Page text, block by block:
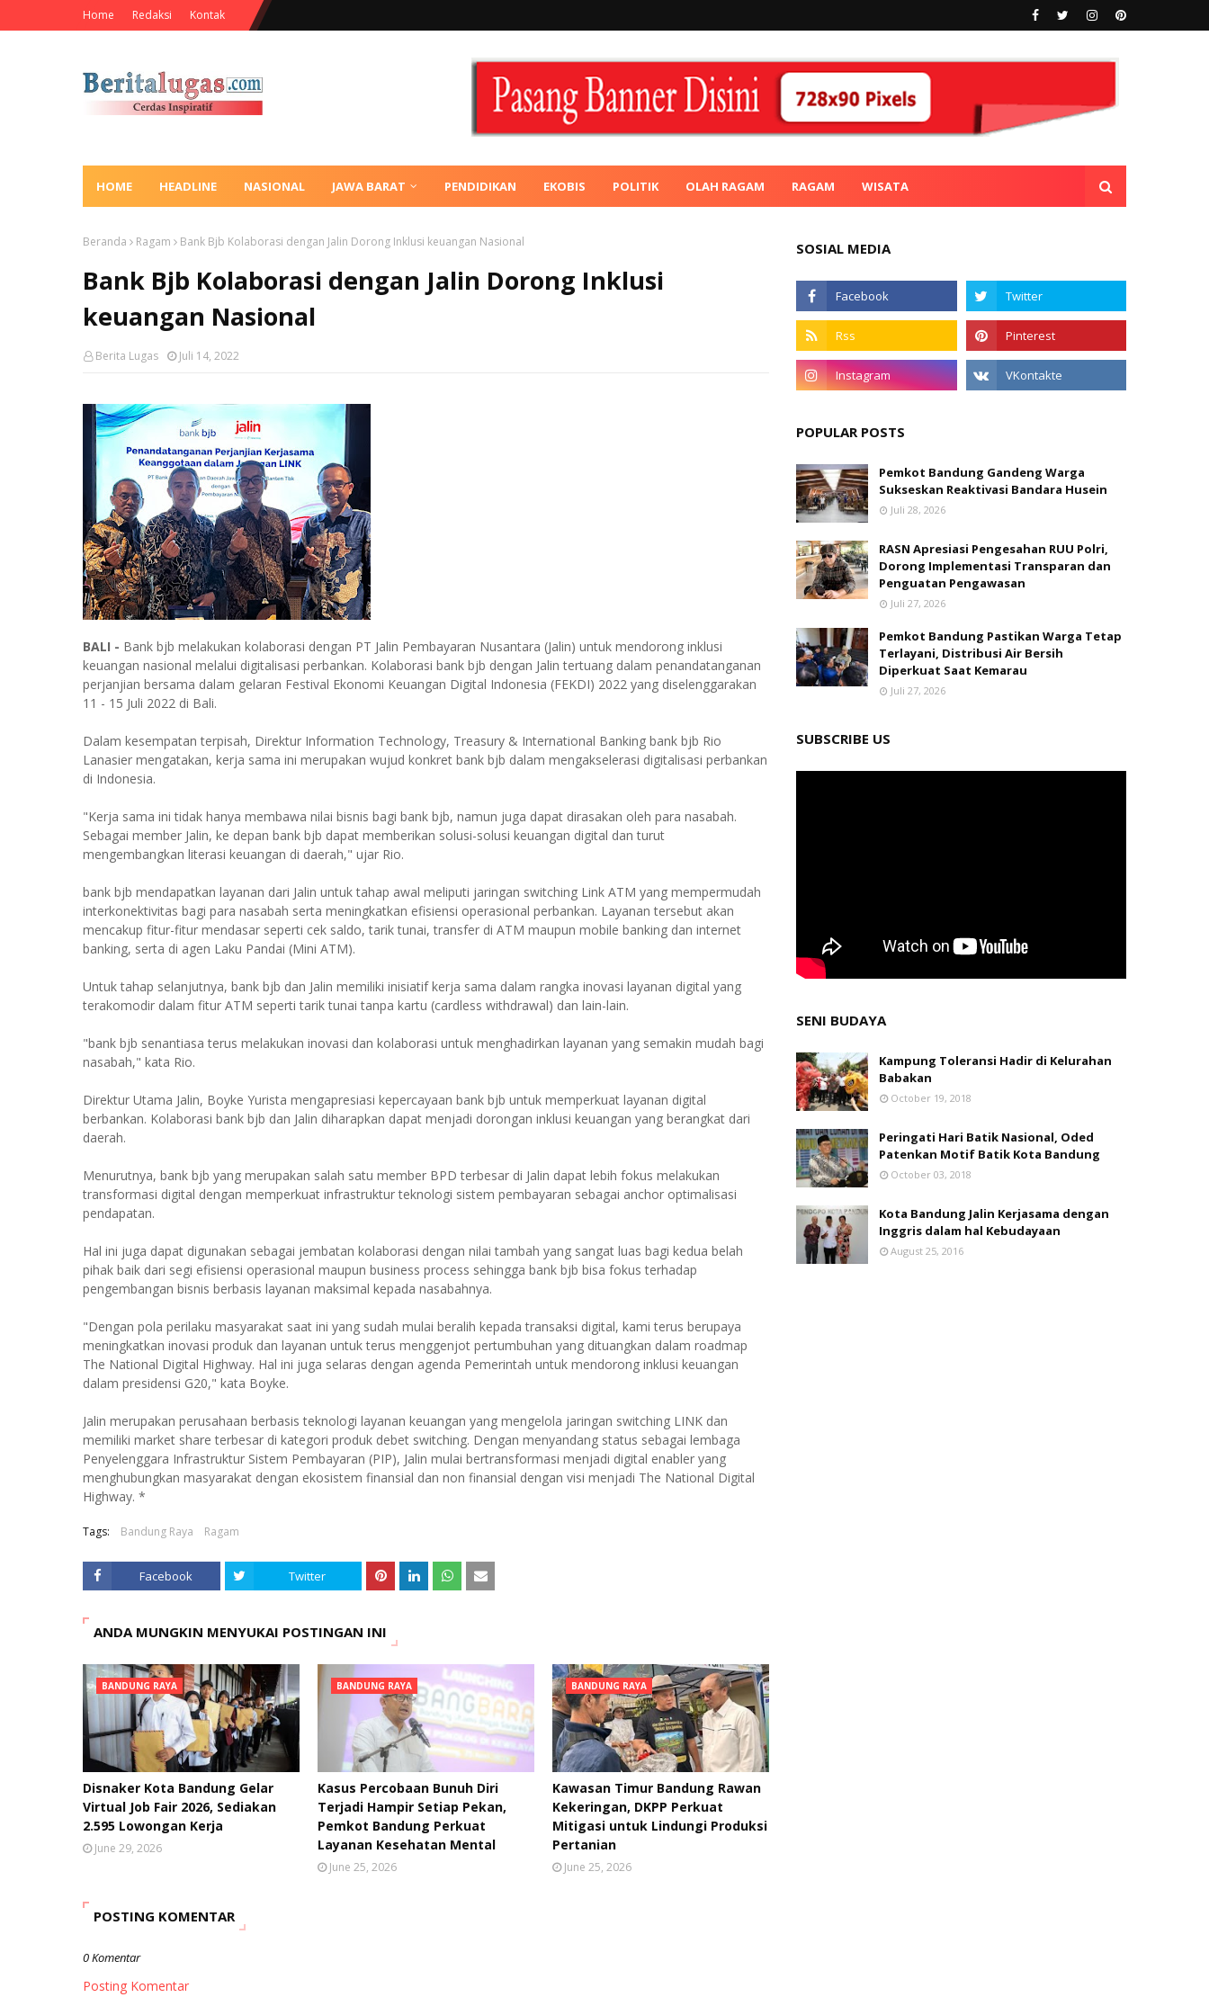
Home Redaksi Kontak
HOME HEADLINE NASIONAL JAWA BARAT PENDIDIKAN EKOBIS POLITIK OLAH RAGAM RAGAM WISATA
Beranda Ragam Bank Bjb Kolaborasi dengan Jalin Dorong Inklusi keuangan Nasional
Bank Bjb Kolaborasi dengan Jalin Dorong Inklusi
keuangan Nasional
Berita Lugas Juli 14, 2022
BALI - Bank bjb melakukan kolaborasi dengan PT Jalin Pembayaran Nusantara (Jalin) untuk mendorong inklusi
keuangan nasional melalui digitalisasi perbankan. Kolaborasi bank bjb dengan Jalin tertuang dalam penandatanganan
perjanjian bersama dalam gelaran Festival Ekonomi Keuangan Digital Indonesia (FEKDI) 2022 yang diselenggarakan
11 - 15 Juli 2022 di Bali.
Dalam kesempatan terpisah, Direktur Information Technology, Treasury & International Banking bank bjb Rio
Lanasier mengatakan, kerja sama ini merupakan wujud konkret bank bjb dalam mengakselerasi digitalisasi perbankan
di Indonesia.
"Kerja sama ini tidak hanya membawa nilai bisnis bagi bank bjb, namun juga dapat dirasakan oleh para nasabah.
Sebagai member Jalin, ke depan bank bjb dapat memberikan solusi-solusi keuangan digital dan turut
mengembangkan literasi keuangan di daerah," ujar Rio.
bank bjb mendapatkan layanan dari Jalin untuk tahap awal meliputi jaringan switching Link ATM yang mempermudah
interkonektivitas bagi para nasabah serta meningkatkan efisiensi operasional perbankan. Layanan tersebut akan
mencakup fitur-fitur mendasar seperti cek saldo, tarik tunai, transfer di ATM maupun mobile banking dan internet
banking, serta di agen Laku Pandai (Mini ATM).
Untuk tahap selanjutnya, bank bjb dan Jalin memiliki inisiatif kerja sama dalam rangka inovasi layanan digital yang
terakomodir dalam fitur ATM seperti tarik tunai tanpa kartu (cardless withdrawal) dan lain-lain.
"bank bjb senantiasa terus melakukan inovasi dan kolaborasi untuk menghadirkan layanan yang semakin mudah bagi
nasabah," kata Rio.
Direktur Utama Jalin, Boyke Yurista mengapresiasi kepercayaan bank bjb untuk memperkuat layanan digital
berbankan. Kolaborasi bank bjb dan Jalin diharapkan dapat menjadi dorongan inklusi keuangan yang berangkat dari
daerah.
Menurutnya, bank bjb yang merupakan salah satu member BPD terbesar di Jalin dapat lebih fokus melakukan
transformasi digital dengan memperkuat infrastruktur teknologi sistem pembayaran sebagai anchor optimalisasi
pendapatan.
Hal ini juga dapat digunakan sebagai jembatan kolaborasi dengan nilai tambah yang sangat luas bagi kedua belah
pihak baik dari segi efisiensi operasional maupun business process sehingga bank bjb bisa fokus terhadap
pengembangan bisnis berbasis layanan maksimal kepada nasabahnya.
"Dengan pola perilaku masyarakat saat ini yang sudah mulai beralih kepada transaksi digital, kami terus berupaya
meningkatkan inovasi produk dan layanan untuk terus menggenjot pertumbuhan yang dituangkan dalam roadmap
The National Digital Highway. Hal ini juga selaras dengan agenda Pemerintah untuk mendorong inklusi keuangan
dalam presidensi G20," kata Boyke.
Jalin merupakan perusahaan berbasis teknologi layanan keuangan yang mengelola jaringan switching LINK dan
memiliki market share terbesar di kategori produk debet switching. Dengan menyandang status sebagai lembaga
Penyelenggara Infrastruktur Sistem Pembayaran (PIP), Jalin mulai bertransformasi menjadi digital enabler yang
menghubungkan masyarakat dengan ekosistem finansial dan non finansial dengan visi menjadi The National Digital
Highway. *
Tags: Bandung Raya Ragam
Facebook Twitter
ANDA MUNGKIN MENYUKAI POSTINGAN INI
BANDUNG RAYA
Disnaker Kota Bandung Gelar
Virtual Job Fair 2026, Sediakan
2.595 Lowongan Kerja
June 29, 2026
BANDUNG RAYA
Kasus Percobaan Bunuh Diri
Terjadi Hampir Setiap Pekan,
Pemkot Bandung Perkuat
Layanan Kesehatan Mental
June 25, 2026
BANDUNG RAYA
Kawasan Timur Bandung Rawan
Kekeringan, DKPP Perkuat
Mitigasi untuk Lindungi Produksi
Pertanian
June 25, 2026
POSTING KOMENTAR
0 Komentar
Posting Komentar
SOSIAL MEDIA
POPULAR POSTS
Pemkot Bandung Gandeng Warga
Sukseskan Reaktivasi Bandara Husein
Juli 28, 2026
RASN Apresiasi Pengesahan RUU Polri,
Dorong Implementasi Transparan dan
Penguatan Pengawasan
Juli 27, 2026
Pemkot Bandung Pastikan Warga Tetap
Terlayani, Distribusi Air Bersih
Diperkuat Saat Kemarau
Juli 27, 2026
SUBSCRIBE US
SENI BUDAYA
Kampung Toleransi Hadir di Kelurahan
Babakan
October 19, 2018
Peringati Hari Batik Nasional, Oded
Patenkan Motif Batik Kota Bandung
October 03, 2018
Kota Bandung Jalin Kerjasama dengan
Inggris dalam hal Kebudayaan
August 25, 2016